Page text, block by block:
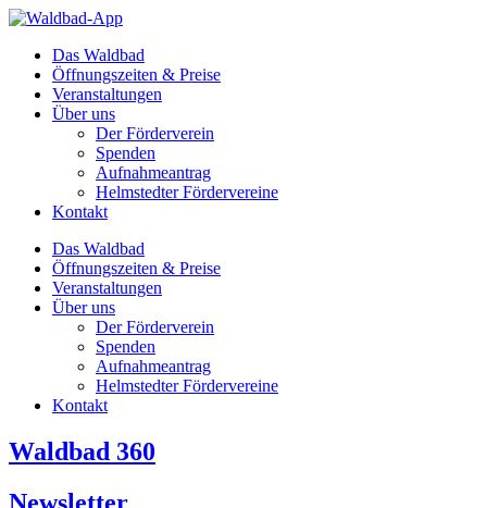
Zum
springenDas Waldbad
Öffnungszeiten & Preise
Veranstaltungen
Über uns
Der Förderverein
Spenden
Aufnahmeantrag
Helmstedter Fördervereine
Kontakt
Das Waldbad
Öffnungszeiten & Preise
Veranstaltungen
Über uns
Der Förderverein
Spenden
Aufnahmeantrag
Helmstedter Fördervereine
Kontakt
Waldbad 360